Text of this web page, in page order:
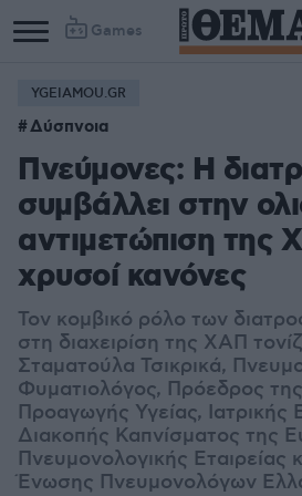
Games
YGEIAMOU.GR
Δύσπνοια
Πνεύμονες: Η
συμβάλλει στην
αντιμετώπιση της
χρυσοί κανόνες
Τον κομβικό ρόλο των
στη διαχειρίση της ΧΑΠ
Σταματούλα Τσικρικά,
Φυματιολόγος, Πρόεδρος
Προαγωγής Υγείας, Ιατρικής
Διακοπής Καπνίσματος της
Πνευμονολογικής Εταιρείας
Ένωσης Πνευμονολόγων